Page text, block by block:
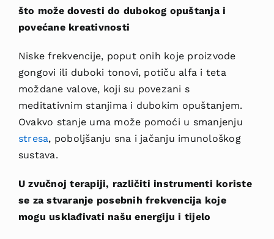
što može dovesti do dubokog opuštanja i
povećane kreativnosti
Niske frekvencije, poput onih koje proizvode
gongovi ili duboki tonovi, potiču alfa i teta
moždane valove, koji su povezani s
meditativnim stanjima i dubokim opuštanjem.
Ovakvo stanje uma može pomoći u smanjenju
stresa, poboljšanju sna i jačanju imunološkog
sustava.
U zvučnoj terapiji, različiti instrumenti koriste
se za stvaranje posebnih frekvencija koje
mogu usklađivati našu energiju i tijelo